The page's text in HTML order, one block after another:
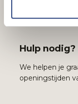
Hulp nodig?
We helpen je
openingstijden